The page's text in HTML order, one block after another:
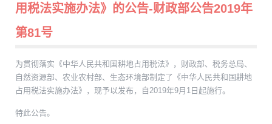
用税法实施办法》的公告-财政部公告2019年
第81号
为贯彻落实《中华人民共和国耕地占用税法》，财政部、税务总局、
自然资源部、农业农村部、生态环境部制定了《中华人民共和国耕地
占用税法实施办法》，现予以发布，自2019年9月1日起施行。
特此公告。